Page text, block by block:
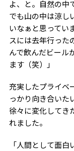
よ、と。自然の中
でも山の中は涼し
いなぁと思ってい
スには去年行った
んで飲んだビール
ます（笑）」
充実したプライベ
っかり向き合いた
徐々に変化してき
れました。
「人間として面